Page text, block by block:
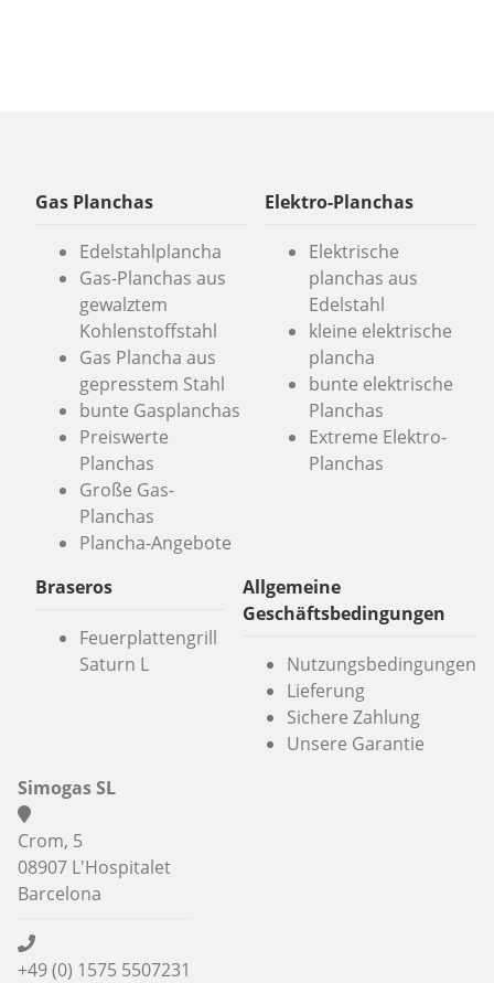
Gas Planchas
Edelstahlplancha
Gas-Planchas aus
gewalztem
Kohlenstoffstahl
Gas Plancha aus
gepresstem Stahl
bunte Gasplanchas
Preiswerte
Planchas
Große Gas-
Planchas
Plancha-Angebote
Elektro-Planchas
Elektrische
planchas aus
Edelstahl
kleine elektrische
plancha
bunte elektrische
Planchas
Extreme Elektro-
Planchas
Braseros
Feuerplattengrill
Saturn L
Allgemeine
Geschäftsbedingungen
Nutzungsbedingungen
Lieferung
Sichere Zahlung
Unsere Garantie
Simogas SL
Crom, 5
08907 L'Hospitalet
Barcelona
+49 (0) 1575 5507231